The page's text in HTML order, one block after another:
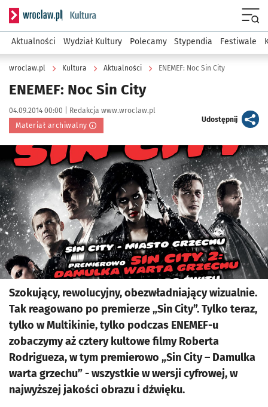
Serwis informacyjny wroclaw.pl podserwis: Kultura
Aktualności Wydział Kultury Polecamy Stypendia Festiwale
wroclaw.pl Kultura Aktualności ENEMEF: Noc Sin City
ENEMEF: Noc Sin City
Data publikacji:
04.09.2014 00:00 | Autor:
Redakcja www.wroclaw.pl
Materiał archiwalny
Udostępnijartykuł
Kliknij, aby powiększyć
Szokujący, rewolucyjny, obezwładniający wizualnie.
Tak reagowano po premierze „Sin City”. Tylko teraz,
tylko w Multikinie, tylko podczas ENEMEF-u
zobaczymy aż cztery kultowe filmy Roberta
Rodrigueza, w tym premierowo „Sin City – Damulka
warta grzechu” - wszystkie w wersji cyfrowej, w
najwyższej jakości obrazu i dźwięku.